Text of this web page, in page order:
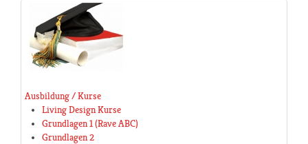
Ausbildung / Kurse
Living Design Kurse
Grundlagen 1 (Rave ABC)
Grundlagen 2